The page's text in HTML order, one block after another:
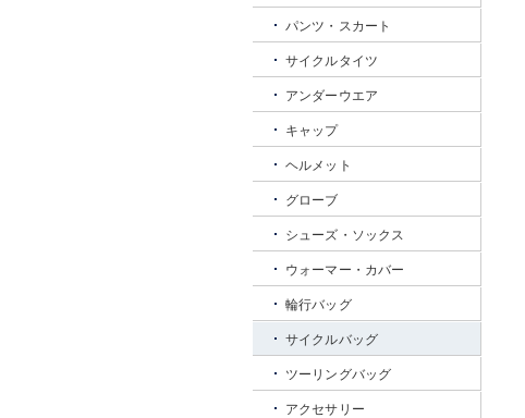
パンツ・スカート
サイクルタイツ
アンダーウエア
キャップ
ヘルメット
グローブ
シューズ・ソックス
ウォーマー・カバー
輪行バッグ
サイクルバッグ
ツーリングバッグ
アクセサリー